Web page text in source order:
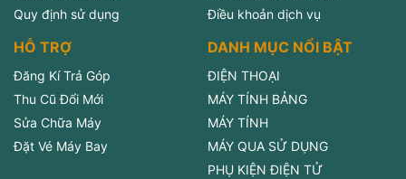
Quy định sử dụng
Điều khoản dịch vụ
HỖ TRỢ
Đăng Kí Trả Góp
Thu Cũ Đổi Mới
Sửa Chữa Máy
Đặt Vé Máy Bay
DANH MỤC NỔI BẬT
ĐIỆN THOẠI
MÁY TÍNH BẢNG
MÁY TÍNH
MÁY QUA SỬ DỤNG
PHỤ KIỆN ĐIỆN TỬ